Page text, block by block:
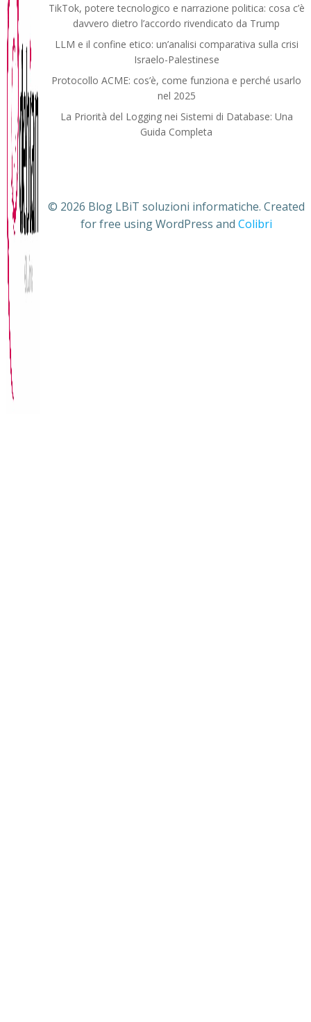
TikTok, potere tecnologico e narrazione politica: cosa c’è
davvero dietro l’accordo rivendicato da Trump
LLM e il confine etico: un’analisi comparativa sulla crisi
Israelo-Palestinese
Protocollo ACME: cos’è, come funziona e perché usarlo
nel 2025
La Priorità del Logging nei Sistemi di Database: Una
Guida Completa
© 2026 Blog LBiT soluzioni informatiche. Created
for free using WordPress and Colibri